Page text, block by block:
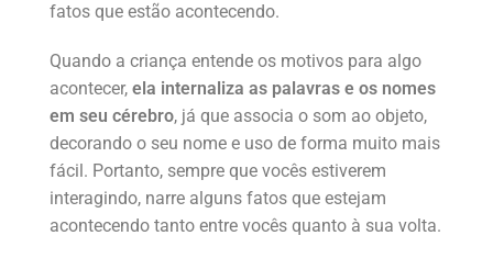
fatos que estão acontecendo.
Quando a criança entende os motivos para algo
acontecer, ela internaliza as palavras e os nomes
em seu cérebro, já que associa o som ao objeto,
decorando o seu nome e uso de forma muito mais
fácil. Portanto, sempre que vocês estiverem
interagindo, narre alguns fatos que estejam
acontecendo tanto entre vocês quanto à sua volta.